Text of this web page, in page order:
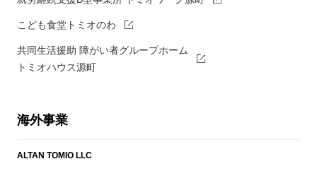
こども食堂トミオのわ
共同生活援助 障がい者グループホーム
トミオハウス源町
海外事業
ALTAN TOMIO LLC